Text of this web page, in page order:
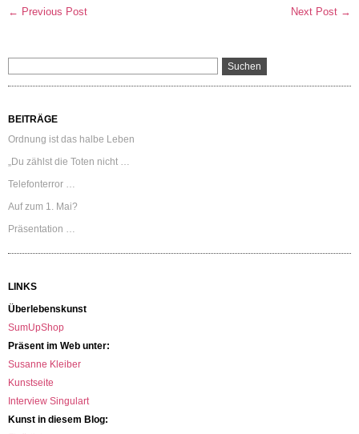
← Previous Post Next Post →
BEITRÄGE
Ordnung ist das halbe Leben
„Du zählst die Toten nicht …
Telefonterror …
Auf zum 1. Mai?
Präsentation …
LINKS
Überlebenskunst
SumUpShop
Präsent im Web unter:
Susanne Kleiber
Kunstseite
Interview Singulart
Kunst in diesem Blog: